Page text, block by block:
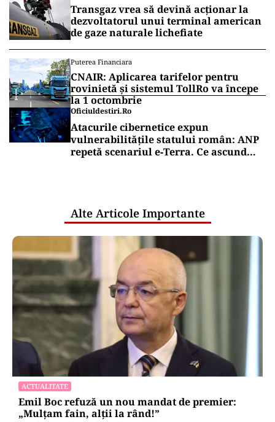
Transgaz vrea să devină acționar la
dezvoltatorul unui terminal american
de gaze naturale lichefiate
Puterea Financiara
CNAIR: Aplicarea tarifelor pentru
rovinietă și sistemul TollRo va începe
la 1 octombrie
Oficiuldestiri.ro
Atacurile cibernetice expun
vulnerabilitățile statului român: ANP
repetă scenariul e‑Terra. Ce ascund
Alte Articole Importante
ACTUALITATE
Emil Boc refuză un nou mandat de premier:
„Mulțam fain, alții la rând!”